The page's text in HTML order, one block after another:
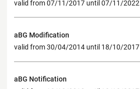
valid from 07/11/2017 until 07/11/2022
aBG Modification
valid from 30/04/2014 until 18/10/2017
aBG Notification